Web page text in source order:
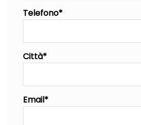
Telefono*
Città*
Email*